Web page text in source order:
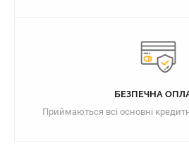
БЕЗПЕЧНА
Приймаються всі основні